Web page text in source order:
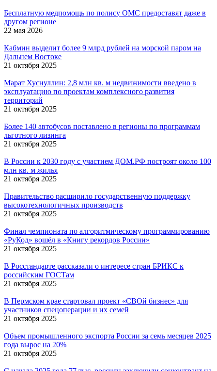
Бесплатную медпомощь по полису ОМС предоставят даже в
другом регионе
22 мая 2026
Кабмин выделит более 9 млрд рублей на морской паром на
Дальнем Востоке
21 октября 2025
Марат Хуснуллин: 2,8 млн кв. м недвижимости введено в
эксплуатацию по проектам комплексного развития
территорий
21 октября 2025
Более 140 автобусов поставлено в регионы по программам
льготного лизинга
21 октября 2025
В России к 2030 году с участием ДОМ.РФ построят около 100
млн кв. м жилья
21 октября 2025
Правительство расширило государственную поддержку
высокотехнологичных производств
21 октября 2025
Финал чемпионата по алгоритмическому программированию
«РуКод» вошёл в «Книгу рекордов России»
21 октября 2025
В Росстандарте рассказали о интересе стран БРИКС к
российским ГОСТам
21 октября 2025
В Пермском крае стартовал проект «СВОй бизнес» для
участников спецоперации и их семей
21 октября 2025
Объем промышленного экспорта России за семь месяцев 2025
года вырос на 20%
21 октября 2025